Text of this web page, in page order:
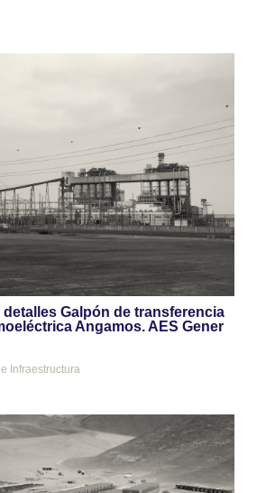
detalles Galpón de transferencia
Angamos. AES Gener
Infraestructura